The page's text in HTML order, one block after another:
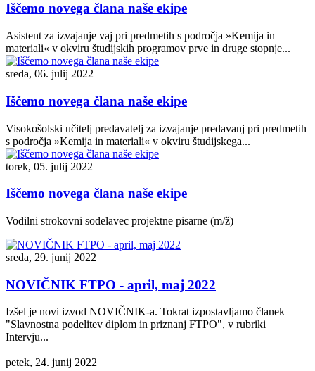
Iščemo novega člana naše ekipe
Asistent za izvajanje vaj pri predmetih s področja »Kemija in
materiali« v okviru študijskih programov prve in druge stopnje...
sreda, 06. julij 2022
Iščemo novega člana naše ekipe
Visokošolski učitelj predavatelj za izvajanje predavanj pri predmetih
s področja »Kemija in materiali« v okviru študijskega...
torek, 05. julij 2022
Iščemo novega člana naše ekipe
Vodilni strokovni sodelavec projektne pisarne (m/ž)
sreda, 29. junij 2022
NOVIČNIK FTPO - april, maj 2022
Izšel je novi izvod NOVIČNIK-a. Tokrat izpostavljamo članek
"Slavnostna podelitev diplom in priznanj FTPO", v rubriki
Intervju...
petek, 24. junij 2022